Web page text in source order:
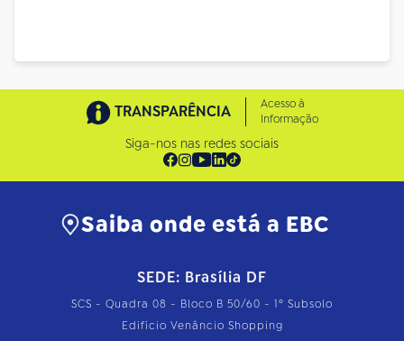
TRANSPARÊNCIA
Acesso à
Informação
Siga-nos nas redes sociais
Saiba onde está a EBC
SEDE: Brasília DF
SCS - Quadra 08 - Bloco B 50/60 - 1º Subsolo
Edifício Venâncio Shopping